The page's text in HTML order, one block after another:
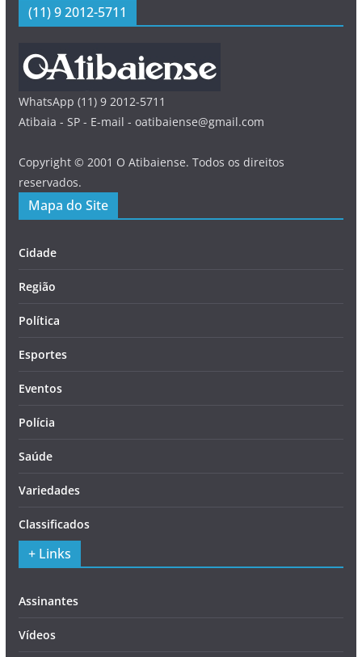
(11) 9 2012-5711
WhatsApp (11) 9 2012-5711
Atibaia - SP - E-mail - oatibaiense@gmail.com
Copyright © 2001 O Atibaiense. Todos os direitos
reservados.
Mapa do Site
Cidade
Região
Política
Esportes
Eventos
Polícia
Saúde
Variedades
Classificados
+ Links
Assinantes
Vídeos